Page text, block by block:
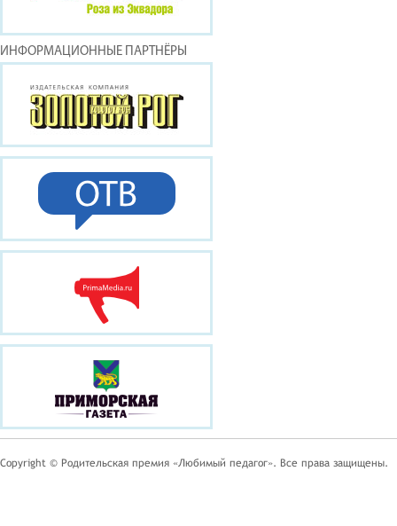
ИНФОРМАЦИОННЫЕ ПАРТНЁРЫ
Copyright © Родительская премия «Любимый педагог». Все права защищены.